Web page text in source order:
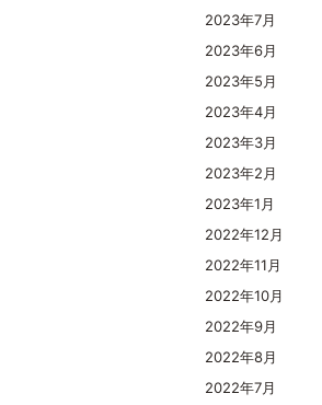
2023年7月
2023年6月
2023年5月
2023年4月
2023年3月
2023年2月
2023年1月
2022年12月
2022年11月
2022年10月
2022年9月
2022年8月
2022年7月